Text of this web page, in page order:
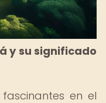
y su significado
en el